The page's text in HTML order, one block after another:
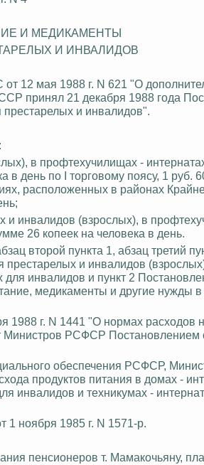
И МЕДИКАМЕНТЫ
И ИНВАЛИДОВ
12 мая 1988 г. N 621 "О
принял 21 декабря 1988 года
и инвалидов".
в профтехучилищах -
в день по I торговому поясу, 1 руб.
расположенных в районах
и инвалидов (взрослых), в
26 копеек на человека в день.
второй пункта 1, абзац третий
и инвалидов
инвалидов и пункт 2
, медикаменты и другие нужды
г. N 1441 "О нормах расходов
Министров РСФСР Постановлением
обеспечения РСФСР,
продуктов питания в домах -
инвалидов и техникумах -
ноября 1985 г. N 1571-р.
пенсионеров т. Мамакочьяну,